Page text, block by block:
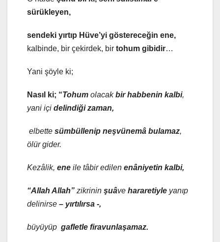
sürükleyen,
sendeki yırtıp Hüve’yi göstereceğin ene,
kalbinde, bir çekirdek, bir tohum gibidir…
Yani şöyle ki;
Nasıl ki; “Tohum olacakbir habbenin kalbi,
yani içi delindiği zaman,
elbette sümbüllenip neşvünemâ bulamaz,
ölür gider.
Kezâlik, ene ile tâbir edilen enâniyetin kalbi,
“Allah Allah” zikrinin şuâve hararetiyle yanıp
delinirse – yırtılırsa -,
büyüyüp gafletle firavunlaşamaz.